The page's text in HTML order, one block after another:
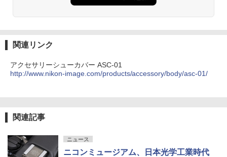
関連リンク
アクセサリーシューカバー ASC-01
http://www.nikon-image.com/products/accessory/body/asc-01/
関連記事
ニュース
ニコンミュージアム、日本光学工業時代